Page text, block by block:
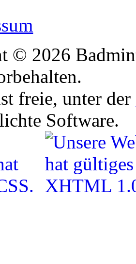
© 2026
freie, unter der
Software.